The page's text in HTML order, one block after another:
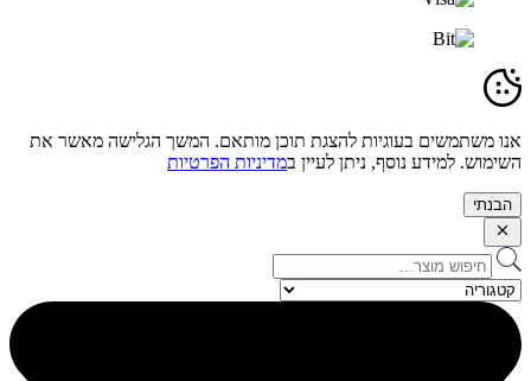
אנו משתמשים בעוגיות להצגת תוכן מותאם. המשך הגלישה מאשר את
השימוש. למידע נוסף, ניתן לעיין במדיניות הפרטיות
הבנתי
Search
...